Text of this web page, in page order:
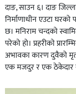
दाङ, साउन ६। दाङ
निर्माणाधीन एउटा घरको
छ। मनिराम चन्दको
परेको हो। प्रहरीकाे
अभावका कारण दुवैको
एक मजदुर र एक ठेकेदार